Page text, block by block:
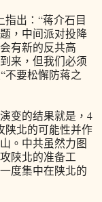
出：“蒋介石目
，中间派对投降
有新的反共高
来，但我们必须
不要松懈防蒋之
变的结果就是，4
陕北的可能性并作
。中共虽然力图
陕北的准备工
度集中在陕北的